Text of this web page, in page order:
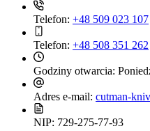
Telefon: +48 509 023 107
Telefon: +48 508 351 262
Godziny otwarcia:
Adres e-mail: cutman-
NIP: 729-275-77-93